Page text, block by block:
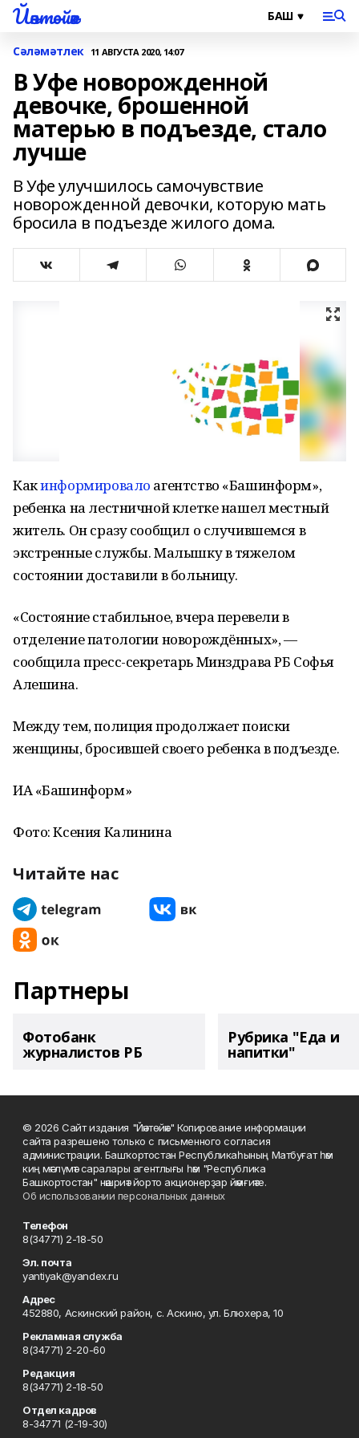
Йәнтөйәк
Сәләмәтлек 11 АВГУСТА 2020, 14:07
В Уфе новорожденной
девочке, брошенной
матерью в подъезде, стало
лучше
В Уфе улучшилось самочувствие
новорожденной девочки, которую мать
бросила в подъезде жилого дома.
Какинформировало агентство «Башинформ»,
ребенка на лестничной клетке нашел местный
житель. Он сразу сообщил о случившемся в
экстренные службы. Малышку в тяжелом
состоянии доставили в больницу.
«Состояние стабильное, вчера перевели в
отделение патологии новорождённых», —
сообщила пресс-секретарь Минздрава РБ Софья
Алешина.
Между тем, полиция продолжает поиски
женщины, бросившей своего ребенка в подъезде.
ИА «Башинформ»
Фото: Ксения Калинина
Читайте нас
Партнеры
Фотобанк
журналистов РБ
Рубрика "Еда и
напитки"
© 2026 Сайт издания "Йәнтөйәк" Копирование информации
сайта разрешено только с письменного согласия
администрации. Башҡортостан Республикаһының Матбуғат һәм
киң мәғлүмәт саралары агентлығы һәм "Республика
Башкортостан" нәшриәт йорто акционерҙар йәмғиәте.
Об использовании персональных данных
Телефон
8(34771) 2-18-50
Эл. почта
yantiyak@yandex.ru
Адрес
452880, Аскинский район, с. Аскино, ул. Блюхера, 10
Рекламная служба
8(34771) 2-20-60
Редакция
8(34771) 2-18-50
Отдел кадров
8-34771 (2-19-30)